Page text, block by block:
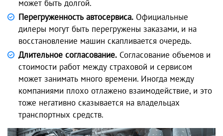
может быть долгой.
Перегруженность автосервиса. Официальные
дилеры могут быть перегружены заказами, и на
восстановление машин скапливается очередь.
Длительное согласование. Согласование объемов и
стоимости работ между страховой и сервисом
может занимать много времени. Иногда между
компаниями плохо отлажено взаимодействие, и это
тоже негативно сказывается на владельцах
транспортных средств.